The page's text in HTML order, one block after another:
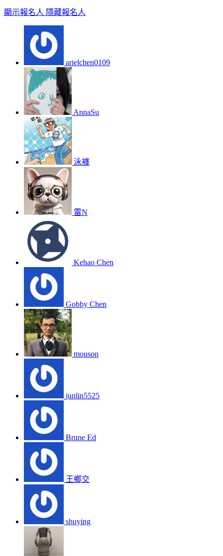
顯示報名人 隱藏報名人
arielchen0109
AnnaSu
泳褲
雷N
Kehao Chen
Gobby Chen
mouson
junlin5525
Brune Ed
王鄉交
shuying